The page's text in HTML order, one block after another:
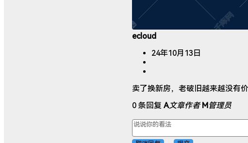
ecloud
24年10月13日
卖了换新房，老破旧越来越没有
0 条回复 A文章作者 M 管理员